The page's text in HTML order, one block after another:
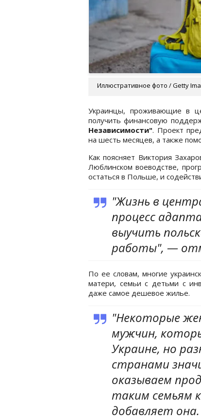
Иллюстративное фото / Getty
Украинцы, проживающие в
получить финансовую
Независимости". Проект
на шесть месяцев, а также
Как поясняет Виктория
Люблинском воеводстве,
остаться в Польше, и
"Жизнь в
процесс
выучить
работы", —
По ее словам, многие
матери, семьи с детьми с
даже самое дешевое жилье.
"Некоторые
мужчин,
Украине, но
странами
оказываем
таким семьям
добавляет она.